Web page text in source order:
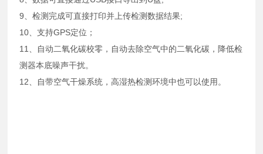
9、检测完成可直接打印并上传检测数据结果;
10、支持GPS定位；
11、自动二氧化碳校零，自动去除空气中的二氧化碳，降低检
测器本底噪声干扰。
12、自带空气干燥系统，高湿热检测环境中也可以使用。